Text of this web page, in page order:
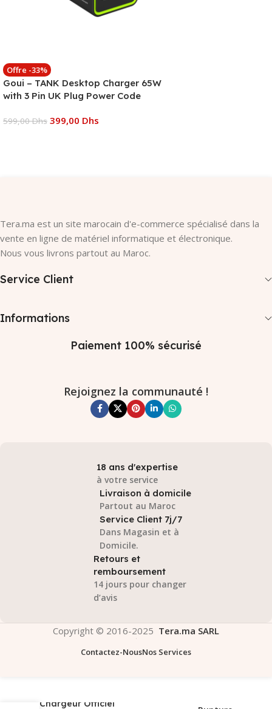
Offre -33%
Goui – TANK Desktop Charger 65W
with 3 Pin UK Plug Power Code
599,00Dhs 399,00 Dhs
Tera.ma est un site marocain d'e-commerce spécialisé dans la
vente en ligne de matériel informatique et électronique.
Nous vous livrons partout au Maroc.
Service Client
Informations
Paiement 100% sécurisé
Rejoignez la communauté !
18 ans d'expertise
à votre service
Livraison à domicile
Partout au Maroc
Service Client 7j/7
Dans Magasin et à
Domicile.
Retours et
remboursement
14 jours pour changer
d’avis
Copyright © 2016-2025 Tera.ma SARL
Contactez-NousNos Services
Chargeur Officiel